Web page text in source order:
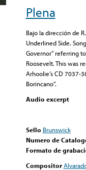
Plena
Bajo la dirección de
Underlined Side.
Governor” referring
Roosevelt. This was
Arhoolie’s CD 7037-
Borincano”.
Audio excerpt
Sello Brunswick
Numero de
Formato de
Compositor